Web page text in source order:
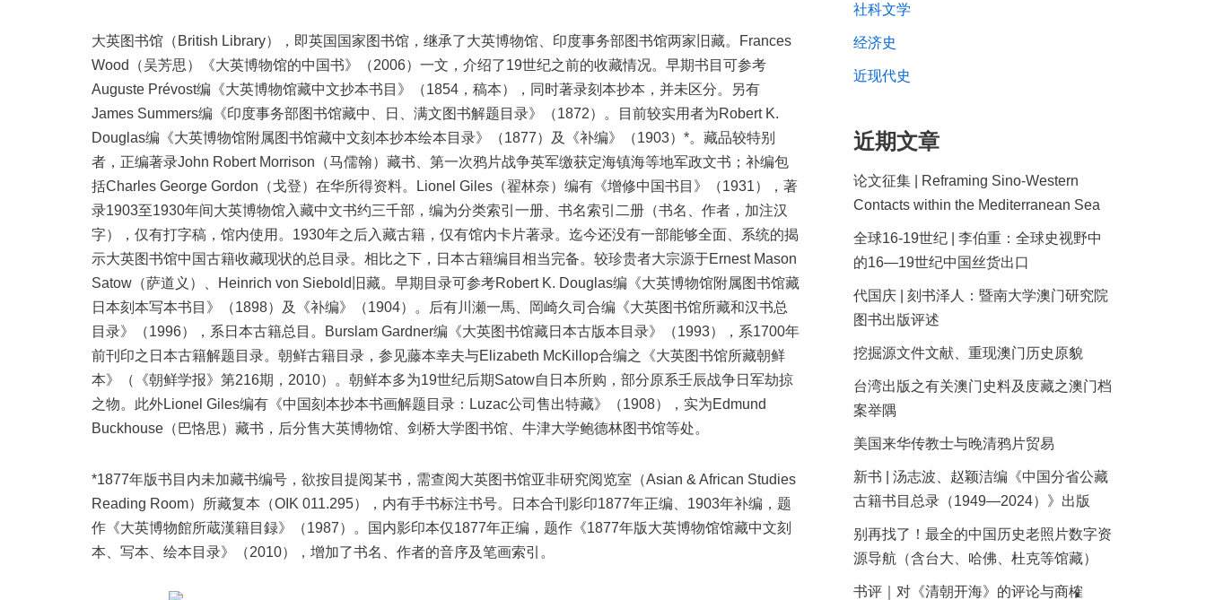
大英图书馆（British Library），即英国国家图书馆，继承了大英博物馆、印度事务部图书馆两家旧藏。Frances
Wood（吴芳思）《大英博物馆的中国书》（2006）一文，介绍了19世纪之前的收藏情况。早期书目可参考
Auguste Prévost编《大英博物馆藏中文抄本书目》（1854，稿本），同时著录刻本抄本，并未区分。另有
James Summers编《印度事务部图书馆藏中、日、满文图书解题目录》（1872）。目前较实用者为Robert K.
Douglas编《大英博物馆附属图书馆藏中文刻本抄本绘本目录》（1877）及《补编》（1903）*。藏品较特别
者，正编著录John Robert Morrison（马儒翰）藏书、第一次鸦片战争英军缴获定海镇海等地军政文书；补编包
括Charles George Gordon（戈登）在华所得资料。Lionel Giles（翟林奈）编有《增修中国书目》（1931），著
录1903至1930年间大英博物馆入藏中文书约三千部，编为分类索引一册、书名索引二册（书名、作者，加注汉
字），仅有打字稿，馆内使用。1930年之后入藏古籍，仅有馆内卡片著录。迄今还没有一部能够全面、系统的揭
示大英图书馆中国古籍收藏现状的总目录。相比之下，日本古籍编目相当完备。较珍贵者大宗源于Ernest Mason
Satow（萨道义）、Heinrich von Siebold旧藏。早期目录可参考Robert K. Douglas编《大英博物馆附属图书馆藏
日本刻本写本书目》（1898）及《补编》（1904）。后有川瀬一馬、岡崎久司合编《大英图书馆所藏和汉书总
目录》（1996），系日本古籍总目。Burslam Gardner编《大英图书馆藏日本古版本目录》（1993），系1700年
前刊印之日本古籍解题目录。朝鲜古籍目录，参见藤本幸夫与Elizabeth McKillop合编之《大英图书馆所藏朝鲜
本》（《朝鲜学报》第216期，2010）。朝鲜本多为19世纪后期Satow自日本所购，部分原系壬辰战争日军劫掠
之物。此外Lionel Giles编有《中国刻本抄本书画解题目录：Luzac公司售出特藏》（1908），实为Edmund
Buckhouse（巴恪思）藏书，后分售大英博物馆、剑桥大学图书馆、牛津大学鲍德林图书馆等处。
*1877年版书目内未加藏书编号，欲按目提阅某书，需查阅大英图书馆亚非研究阅览室（Asian & African Studies
Reading Room）所藏复本（OIK 011.295），内有手书标注书号。日本合刊影印1877年正编、1903年补编，题
作《大英博物館所蔵漢籍目録》（1987）。国内影印本仅1877年正编，题作《1877年版大英博物馆馆藏中文刻
本、写本、绘本目录》（2010），增加了书名、作者的音序及笔画索引。
社科文学
经济史
近现代史
近期文章
论文征集 | Reframing Sino-Western
Contacts within the Mediterranean Sea
全球16-19世纪 | 李伯重：全球史视野中
的16—19世纪中国丝货出口
代国庆 | 刻书泽人：暨南大学澳门研究院
图书出版评述
挖掘源文件文献、重现澳门历史原貌
台湾出版之有关澳门史料及庋藏之澳门档
案举隅
美国来华传教士与晚清鸦片贸易
新书 | 汤志波、赵颖洁编《中国分省公藏
古籍书目总录（1949—2024）》出版
别再找了！最全的中国历史老照片数字资
源导航（含台大、哈佛、杜克等馆藏）
书评｜对《清朝开海》的评论与商榷